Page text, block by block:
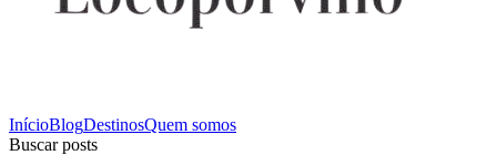
InícioBlogDestinosQuem somos
Buscar posts